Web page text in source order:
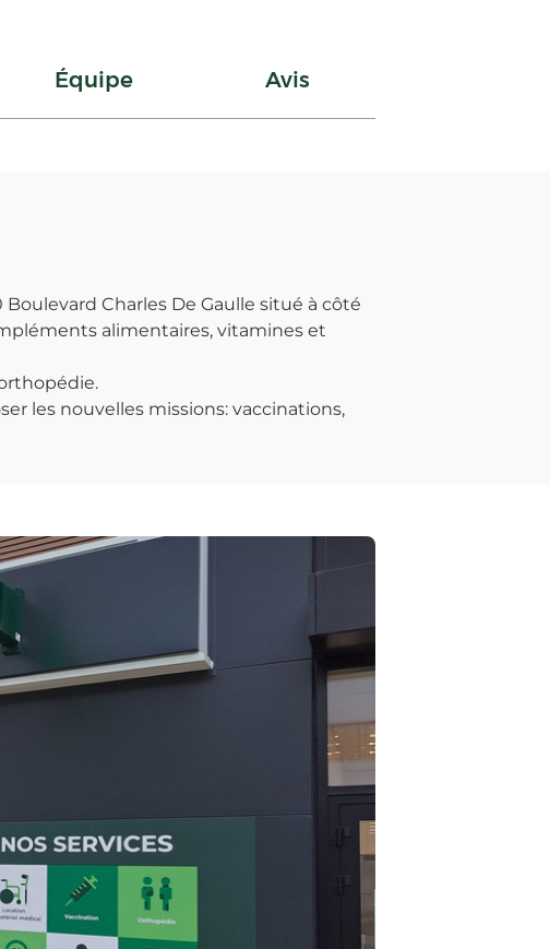
Équipe Avis
Charles De Gaulle situé à côté
alimentaires, vitamines et
les nouvelles missions: vaccinations,